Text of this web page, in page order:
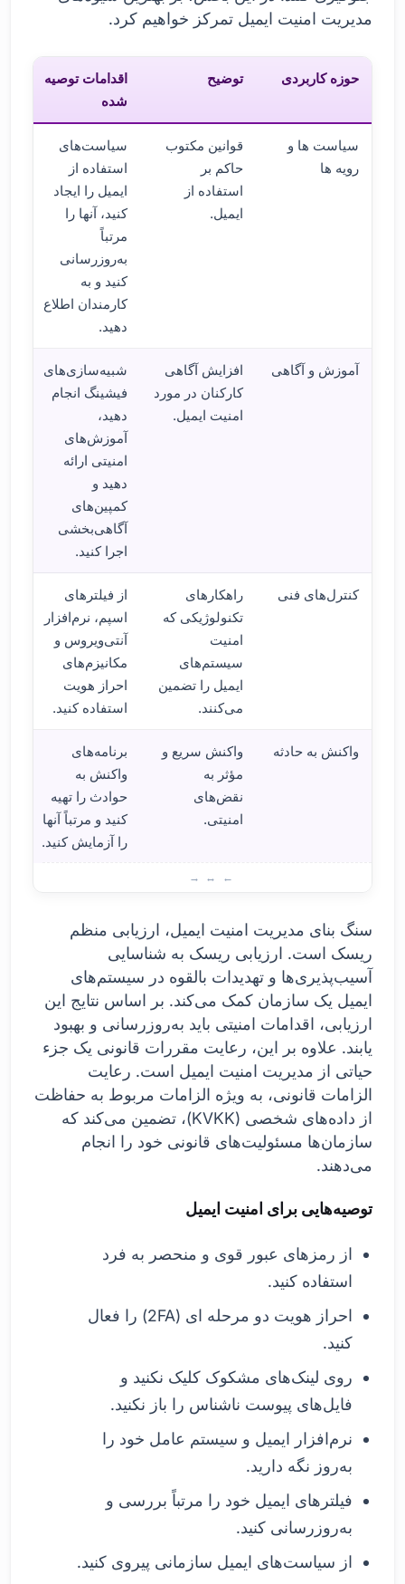
مدیریت امنیت ایمیل تمرکز خواهیم کرد.
حوزه کاربردی توضیح
اقدامات توصیه
شده
سیاست ها و
رویه ها
قوانین مکتوب
حاکم بر
استفاده از
ایمیل.
سیاست‌های
استفاده از
ایمیل را ایجاد
کنید، آنها را
مرتباً
به‌روزرسانی
کنید و به
کارمندان اطلاع
دهید.
آموزش و آگاهی
افزایش آگاهی
کارکنان در مورد
امنیت ایمیل.
شبیه‌سازی‌های
فیشینگ انجام
دهید،
آموزش‌های
امنیتی ارائه
دهید و
کمپین‌های
آگاهی‌بخشی
اجرا کنید.
کنترل‌های فنی
راهکارهای
تکنولوژیکی که
امنیت
سیستم‌های
ایمیل را تضمین
می‌کنند.
از فیلترهای
اسپم، نرم‌افزار
آنتی‌ویروس و
مکانیزم‌های
احراز هویت
استفاده کنید.
واکنش به حادثه
واکنش سریع و
مؤثر به
نقض‌های
امنیتی.
برنامه‌های
واکنش به
حوادث را تهیه
کنید و مرتباً آنها
را آزمایش کنید.
سنگ بنای مدیریت امنیت ایمیل، ارزیابی منظم
ریسک است. ارزیابی ریسک به شناسایی
آسیب‌پذیری‌ها و تهدیدات بالقوه در سیستم‌های
ایمیل یک سازمان کمک می‌کند. بر اساس نتایج این
ارزیابی، اقدامات امنیتی باید به‌روزرسانی و بهبود
یابند. علاوه بر این، رعایت مقررات قانونی یک جزء
حیاتی از مدیریت امنیت ایمیل است. رعایت
الزامات قانونی، به ویژه الزامات مربوط به حفاظت
از داده‌های شخصی (KVKK)، تضمین می‌کند که
سازمان‌ها مسئولیت‌های قانونی خود را انجام
می‌دهند.
توصیه‌هایی برای امنیت ایمیل
از رمزهای عبور قوی و منحصر به فرد
استفاده کنید.
احراز هویت دو مرحله ای (2FA) را فعال
کنید.
روی لینک‌های مشکوک کلیک نکنید و
فایل‌های پیوست ناشناس را باز نکنید.
نرم‌افزار ایمیل و سیستم عامل خود را
به‌روز نگه دارید.
فیلترهای ایمیل خود را مرتباً بررسی و
به‌روزرسانی کنید.
از سیاست‌های ایمیل سازمانی پیروی کنید.